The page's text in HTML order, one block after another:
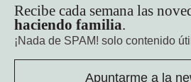
Recibe cada semana las
haciendo familia.
¡Nada de SPAM! solo contenido
Apuntarme a la